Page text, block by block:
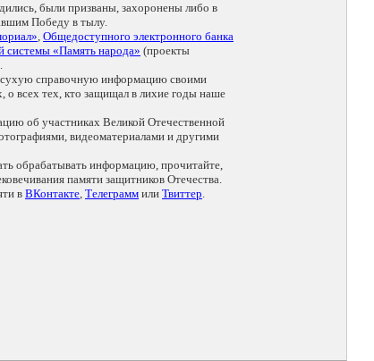
были призваны, захоронены либо в
Победу в тылу.
, Общедоступного электронного банка
системы «Память народа» (проекты
сухую справочную информацию своими
всех тех, кто защищал в лихие годы наше
об участниках Великой Отечественной
видеоматериалами и другими
обрабатывать информацию, прочитайте,
памяти защитников Отечества.
в ВКонтакте, Телеграмм или Твиттер.